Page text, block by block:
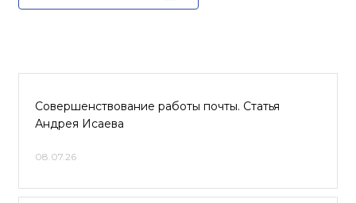
Совершенствование работы почты. Статья
Андрея Исаева
08.07.26